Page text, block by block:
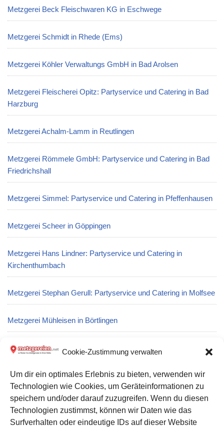
Cookie-Zustimmung verwalten
Um dir ein optimales Erlebnis zu bieten, verwenden wir
Technologien wie Cookies, um Geräteinformationen zu
speichern und/oder darauf zuzugreifen. Wenn du diesen
Technologien zustimmst, können wir Daten wie das
Surfverhalten oder eindeutige IDs auf dieser Website
Metzgerei Beck Fleischwaren KG in Eschwege
Metzgerei Schmidt in Rhede (Ems)
Metzgerei Köhler Verwaltungs GmbH in Bad Arolsen
Metzgerei Fleischerei Opitz: Partyservice und Catering in Bad
Harzburg
Metzgerei Achalm-Lamm in Reutlingen
Metzgerei Römmele GmbH: Partyservice und Catering in Bad
Friedrichshall
Metzgerei Simmel: Partyservice und Catering in Pfeffenhausen
Metzgerei Scheer in Göppingen
Metzgerei Hans Lindner: Partyservice und Catering in
Kirchenthumbach
Metzgerei Stephan Gerull: Partyservice und Catering in Molfsee
Metzgerei Mühleisen in Börtlingen
Metzgerei Robert Müller GmbH in Hammelburg
Metzgerei Magg GmbH & Co. KG in Trostberg
Metzgerei Rudolf Röckenschuß in Miesbach